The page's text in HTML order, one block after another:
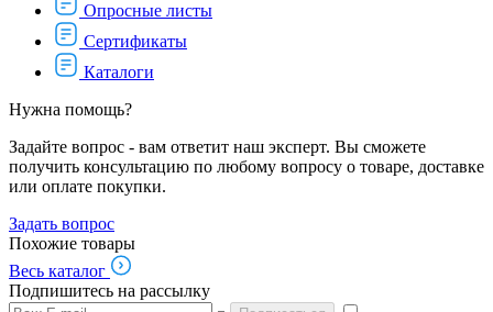
Опросные листы
Сертификаты
Каталоги
Нужна помощь?
Задайте вопрос - вам ответит наш эксперт. Вы сможете
получить консультацию по любому вопросу о товаре, доставке
или оплате покупки.
Задать вопрос
Похожие товары
Весь каталог
Подпишитесь на рассылку